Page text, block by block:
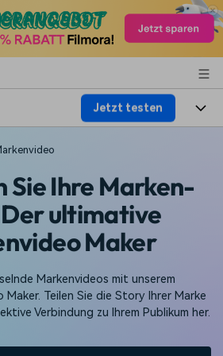
Jetzt testen
Sie Ihre Marken-
ultimative
Maker
Markenvideos mit unserem
Maker. Teilen Sie die Story Ihrer Marke
Verbindung zu Ihrem Publikum her.